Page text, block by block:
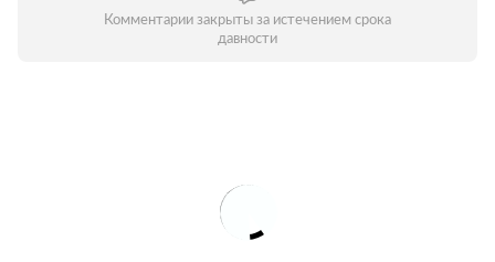
Комментарии закрыты за истечением срока
давности